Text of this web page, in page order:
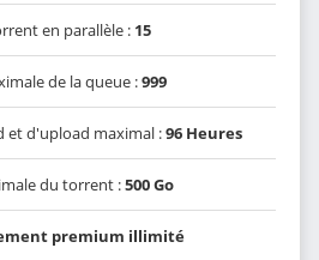
en parallèle : 15
de la queue :999
et d'upload maximal :96 Heures
du torrent :500 Go
premium illimité